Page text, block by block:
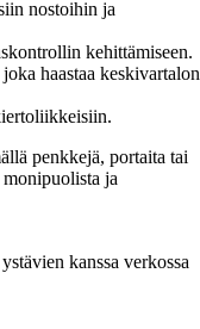
nostoihin ja
kehittämiseen.
haastaa keskivartalon
penkkejä, portaita tai
ja
kanssa verkossa